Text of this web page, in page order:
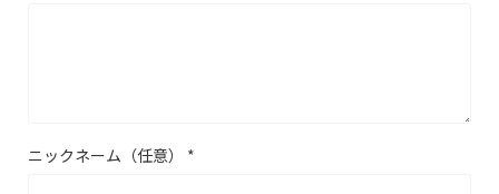
ニックネーム（任意） *